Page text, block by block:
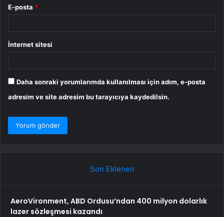
E-posta *
İnternet sitesi
Daha sonraki yorumlarımda kullanılması için adım, e-posta
adresim ve site adresim bu tarayıcıya kaydedilsin.
Son Eklenen
AeroVironment, ABD Ordusu’ndan 400 milyon dolarlık
lazer sözleşmesi kazandı